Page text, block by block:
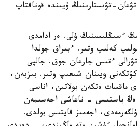
تۋعان-تۋىستارىنىڭ ۇيىندە قوناقتاپ
ءسىڭلىسىنىڭ ۇلى. ەر ادامدى
كەلىپ وتىر. ءبىراق جولدا
ءتىس جارعان جوق. جالپى
ويىنان شىعىپ وتىر. بىزبەن،
ماقسات ەتكەن بولاتىن، اناسى
ەڭ باستىسى - ناعاشى اجەسىمەن
اجەمىز قايتىس بولدى.